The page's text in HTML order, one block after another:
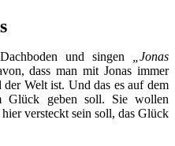
und singen
„Jonas
dass man mit Jonas immer
Welt ist. Und das es auf dem
Glück geben soll. Sie wollen
versteckt sein soll, das Glück